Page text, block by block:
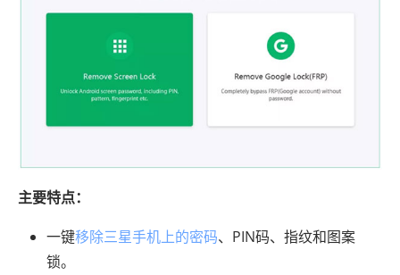
主要特点：
一键移除三星手机上的密码、PIN码、指纹和图案
锁。